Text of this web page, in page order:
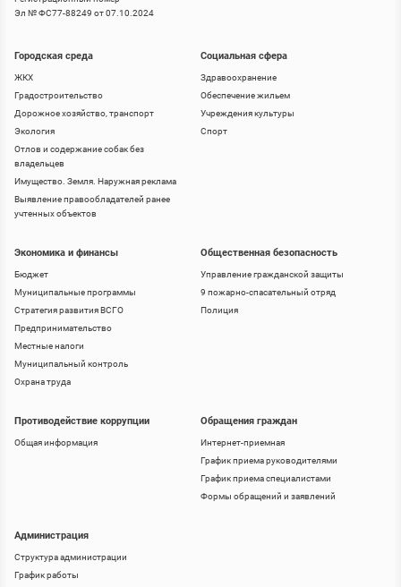
Эл № ФС77-88249 от 07.10.2024
Городская среда
ЖКХ
Градостроительство
Дорожное хозяйство, транспорт
Экология
Отлов и содержание собак без
владельцев
Имущество. Земля. Наружная реклама
Выявление правообладателей ранее
учтенных объектов
Социальная сфера
Здравоохранение
Обеспечение жильем
Учреждения культуры
Спорт
Экономика и финансы
Бюджет
Муниципальные программы
Стратегия развития ВСГО
Предпринимательство
Местные налоги
Муниципальный контроль
Охрана труда
Общественная безопасность
Управление гражданской защиты
9 пожарно-спасательный отряд
Полиция
Противодействие коррупции
Общая информация
Обращения граждан
Интернет-приемная
График приема руководителями
График приема специалистами
Формы обращений и заявлений
Администрация
Структура администрации
График работы